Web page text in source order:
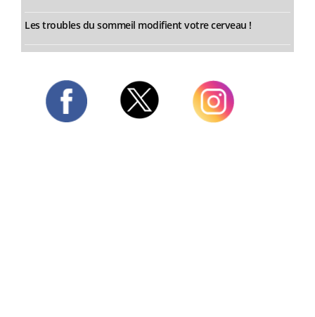
Les troubles du sommeil modifient votre cerveau !